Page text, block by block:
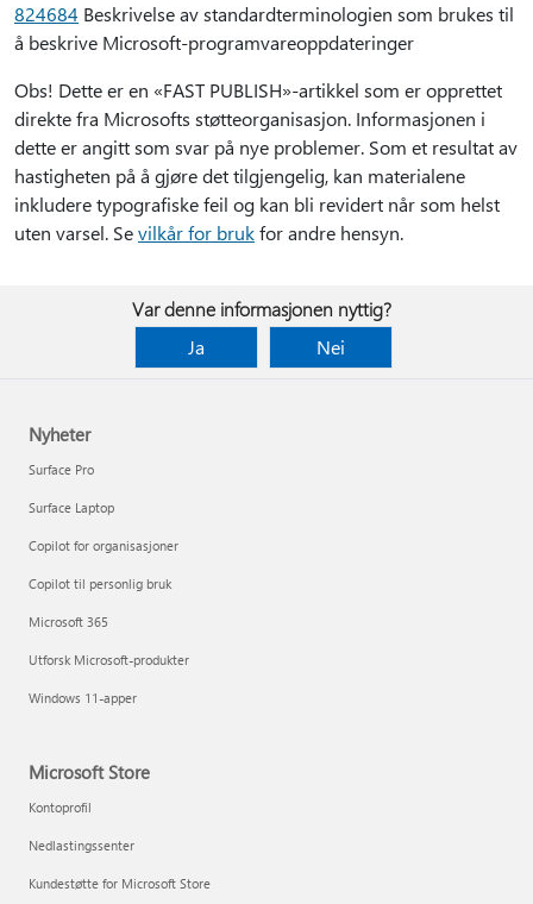
824684 Beskrivelse av standardterminologien som brukes til
å beskrive Microsoft-programvareoppdateringer
Obs! Dette er en «FAST PUBLISH»-artikkel som er opprettet
direkte fra Microsofts støtteorganisasjon. Informasjonen i
dette er angitt som svar på nye problemer. Som et resultat av
hastigheten på å gjøre det tilgjengelig, kan materialene
inkludere typografiske feil og kan bli revidert når som helst
uten varsel. Sevilkår for brukfor andre hensyn.
Var denne informasjonen nyttig?
Ja
Nei
Nyheter
Surface Pro
Surface Laptop
Copilot for organisasjoner
Copilot til personlig bruk
Microsoft 365
Utforsk Microsoft-produkter
Windows 11-apper
Microsoft Store
Kontoprofil
Nedlastingssenter
Kundestøtte for Microsoft Store